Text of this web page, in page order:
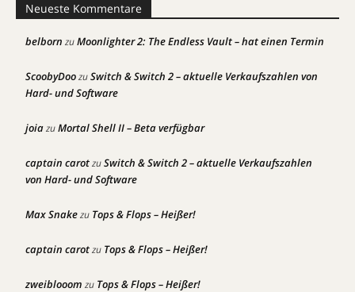
Neueste Kommentare
belborn zuMoonlighter 2: The Endless Vault – hat einen Termin
ScoobyDoozuSwitch & Switch 2 – aktuelle Verkaufszahlen von
Hard- und Software
joiazuMortal Shell II – Beta verfügbar
captain carotzuSwitch & Switch 2 – aktuelle Verkaufszahlen
von Hard- und Software
Max Snakezu Tops & Flops – Heißer!
captain carotzu Tops & Flops – Heißer!
zweiblooom zu Tops & Flops – Heißer!